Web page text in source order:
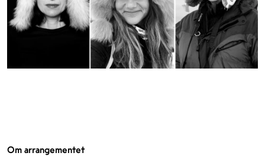
Om arrangementet